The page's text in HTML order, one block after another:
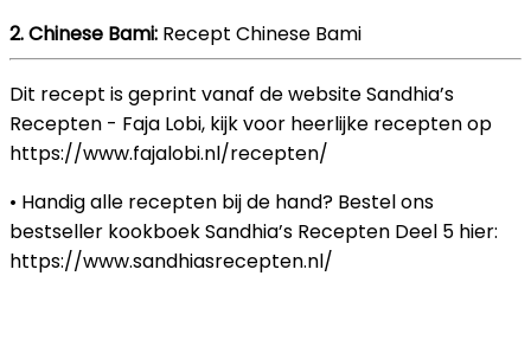
2. Chinese Bami: Recept Chinese Bami
Dit recept is geprint vanaf de website Sandhia’s
Recepten - Faja Lobi, kijk voor heerlijke recepten op
https://www.fajalobi.nl/recepten/
• Handig alle recepten bij de hand? Bestel ons
bestseller kookboek Sandhia’s Recepten Deel 5 hier:
https://www.sandhiasrecepten.nl/